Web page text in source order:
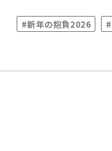
#新年の抱負2026